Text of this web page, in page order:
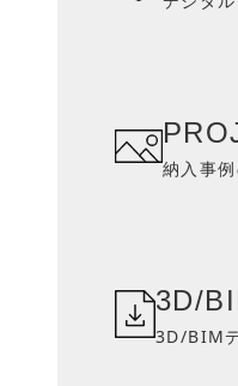
納入事
3D/
3D/BIM